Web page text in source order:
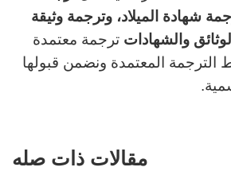
شهادة الميلاد، وترجمة وثيقة
والشهادات ترجمة معتمدة
المعتمدة ونضمن قبولها
مقالات ذات صله